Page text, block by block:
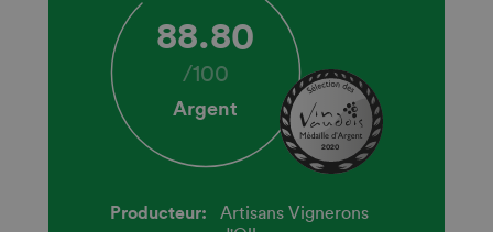
88.80
/100
Argent
2020
Producteur:
Artisans Vignerons